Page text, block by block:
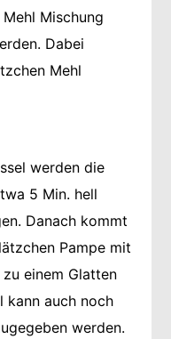
Mischung
Dabei
Mehl
werden die
5 Min. hell
Danach kommt
Pampe mit
einem Glatten
kann auch noch
werden.